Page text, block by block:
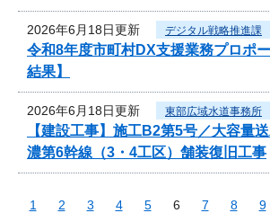
2026年6月18日更新 デジタル戦略推進課
令和8年度市町村DX支援業務プロポ
結果】
2026年6月18日更新 東部広域水道事務所
【建設工事】施工B2第5号／大容量
濃第6幹線（3・4工区）舗装復旧工事
1 2 3 4 5 6 7 8 9